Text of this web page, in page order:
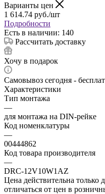
Варианты цен
1 614.74 руб./шт
Подробности
Есть в наличии: 140
Рассчитать доставку
Хочу в подарок
Самовывоз сегодня -
Характеристики
Тип монтажа
—
для монтажа на DIN-рейке
Код номенклатуры
—
00444862
Код товара производителя
—
DRC-12V10W1AZ
Цена действительна только
отличаться от цен в